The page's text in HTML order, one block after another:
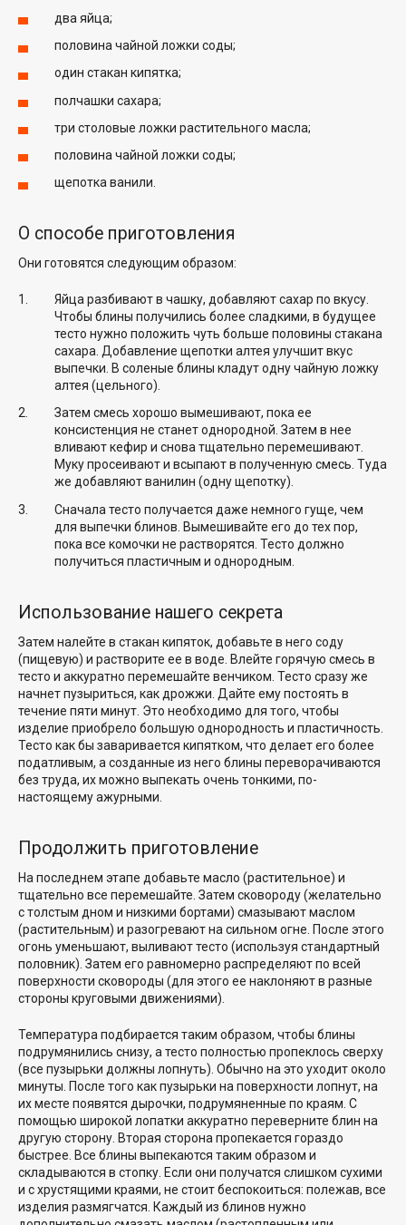
два яйца;
половина чайной ложки соды;
один стакан кипятка;
полчашки сахара;
три столовые ложки растительного масла;
половина чайной ложки соды;
щепотка ванили.
О способе приготовления
Они готовятся следующим образом:
Яйца разбивают в чашку, добавляют сахар по вкусу.
Чтобы блины получились более сладкими, в будущее
тесто нужно положить чуть больше половины стакана
сахара. Добавление щепотки алтея улучшит вкус
выпечки. В соленые блины кладут одну чайную ложку
алтея (цельного).
Затем смесь хорошо вымешивают, пока ее
консистенция не станет однородной. Затем в нее
вливают кефир и снова тщательно перемешивают.
Муку просеивают и всыпают в полученную смесь. Туда
же добавляют ванилин (одну щепотку).
Сначала тесто получается даже немного гуще, чем
для выпечки блинов. Вымешивайте его до тех пор,
пока все комочки не растворятся. Тесто должно
получиться пластичным и однородным.
Использование нашего секрета
Затем налейте в стакан кипяток, добавьте в него соду
(пищевую) и растворите ее в воде. Влейте горячую смесь в
тесто и аккуратно перемешайте венчиком. Тесто сразу же
начнет пузыриться, как дрожжи. Дайте ему постоять в
течение пяти минут. Это необходимо для того, чтобы
изделие приобрело большую однородность и пластичность.
Тесто как бы заваривается кипятком, что делает его более
податливым, а созданные из него блины переворачиваются
без труда, их можно выпекать очень тонкими, по-
настоящему ажурными.
Продолжить приготовление
На последнем этапе добавьте масло (растительное) и
тщательно все перемешайте. Затем сковороду (желательно
с толстым дном и низкими бортами) смазывают маслом
(растительным) и разогревают на сильном огне. После этого
огонь уменьшают, выливают тесто (используя стандартный
половник). Затем его равномерно распределяют по всей
поверхности сковороды (для этого ее наклоняют в разные
стороны круговыми движениями).
Температура подбирается таким образом, чтобы блины
подрумянились снизу, а тесто полностью пропеклось сверху
(все пузырьки должны лопнуть). Обычно на это уходит около
минуты. После того как пузырьки на поверхности лопнут, на
их месте появятся дырочки, подрумяненные по краям. С
помощью широкой лопатки аккуратно переверните блин на
другую сторону. Вторая сторона пропекается гораздо
быстрее. Все блины выпекаются таким образом и
складываются в стопку. Если они получатся слишком сухими
и с хрустящими краями, не стоит беспокоиться: полежав, все
изделия размягчатся. Каждый из блинов нужно